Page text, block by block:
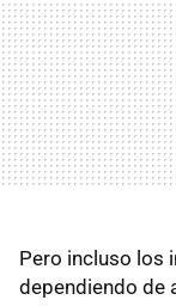
Pero incluso los
dependiendo de